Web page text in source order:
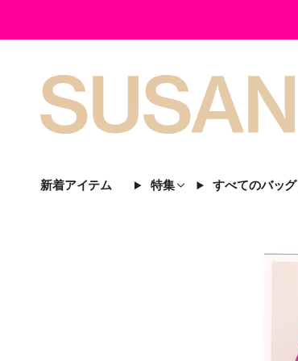
新着アイテム 特集 すべてのバッグ